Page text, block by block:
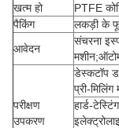
खत्म हो
PTFE
पैकिंग
लकड़ी के
आवेदन
संचरना
परीक्षण
उपकरण
डेस्कटॉप
प्री-मिलिंग
हार्ड-